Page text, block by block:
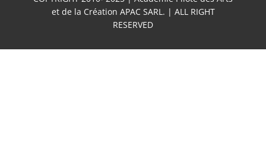
et de la Création APAC SARL. | ALL RIGHT
RESERVED